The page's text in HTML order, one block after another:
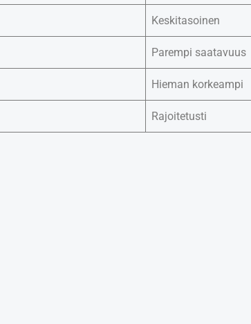
Keskitasoinen
Parempi saatavuus
Hieman korkeampi
Rajoitetusti